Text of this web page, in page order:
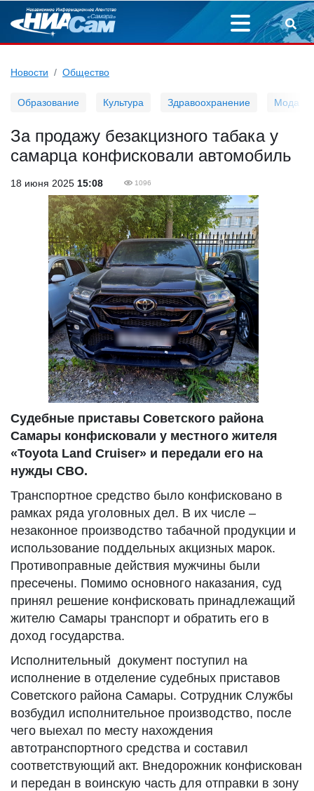
Новости Общество
Образование Культура Здравоохранение Мода
За продажу безакцизного табака у
самарца конфисковали автомобиль
18 июня 2025 15:08 1096
Судебные приставы Советского района
Самары конфисковали у местного жителя
«Toyota Land Cruiser» и передали его на
нужды СВО.
Транспортное средство было конфисковано в
рамках ряда уголовных дел. В их числе –
незаконное производство табачной продукции и
использование поддельных акцизных марок.
Противоправные действия мужчины были
пресечены. Помимо основного наказания, суд
принял решение конфисковать принадлежащий
жителю Самары транспорт и обратить его в
доход государства.
Исполнительный документ поступил на
исполнение в отделение судебных приставов
Советского района Самары. Сотрудник Службы
возбудил исполнительное производство, после
чего выехал по месту нахождения
автотранспортного средства и составил
соответствующий акт. Внедорожник конфискован
и передан в воинскую часть для отправки в зону